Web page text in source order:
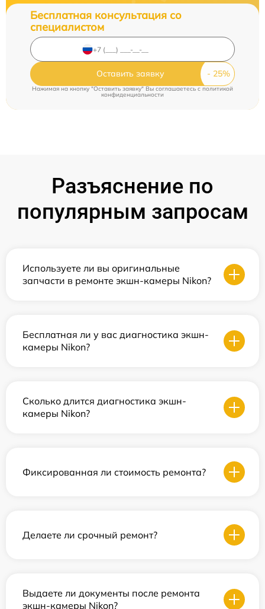
Бесплатная консультация со
специалистом
Оставить заявку
Нажимая на кнопку "Оставить заявку" Вы соглашаетесь cполитикой
конфиденциальности
Разъяснение по
популярным запросам
Используете ли вы оригинальные
запчасти в ремонте экшн-камеры Nikon?
Бесплатная ли у вас диагностика экшн-
камеры Nikon?
Сколько длится диагностика экшн-
камеры Nikon?
Фиксированная ли стоимость ремонта?
Делаете ли срочный ремонт?
Выдаете ли документы после ремонта
экшн-камеры Nikon?